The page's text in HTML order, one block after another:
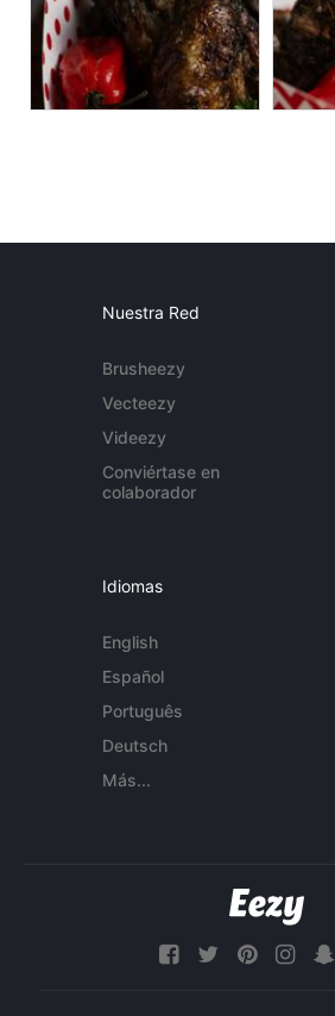
Nuestra Red
Brusheezy
Vecteezy
Videezy
Conviértase en
colaborador
Idiomas
English
Español
Português
Deutsch
Más...